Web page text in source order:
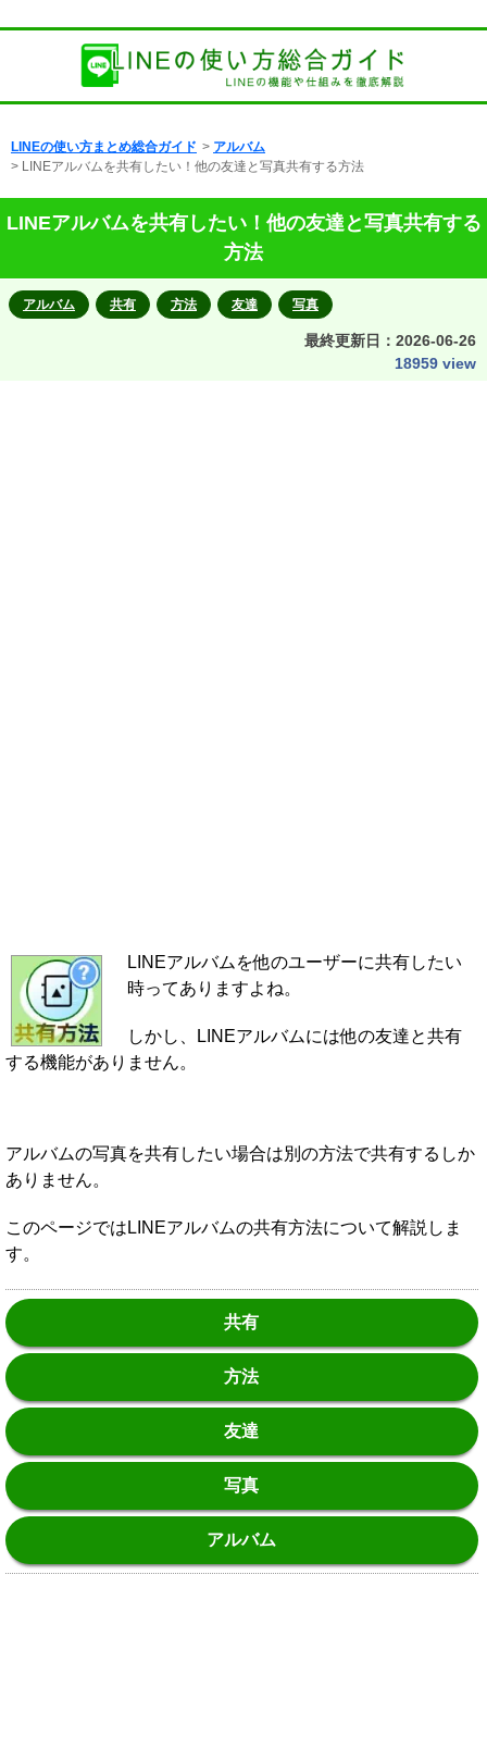
LINEの使い方まとめ総合ガイド > アルバム
> LINEアルバムを共有したい！他の友達と写真共有する方法
LINEアルバムを共有したい！他の友達と写真共有する
方法
アルバム 共有 方法 友達 写真
最終更新日： 2026-06-26
18959 view
LINEアルバムを他のユーザーに共有したい
時ってありますよね。
しかし、LINEアルバムには他の友達と共有
する機能がありません。
アルバムの写真を共有したい場合は別の方法で共有するしか
ありません。
このページではLINEアルバムの共有方法について解説しま
す。
共有
方法
友達
写真
アルバム